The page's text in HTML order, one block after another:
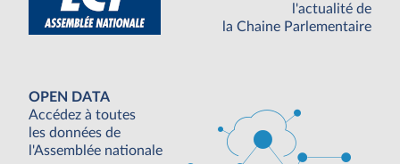
l'actualité de
la Chaine Parlementaire
OPEN DATA
Accédez à toutes
les données de
l'Assemblée nationale